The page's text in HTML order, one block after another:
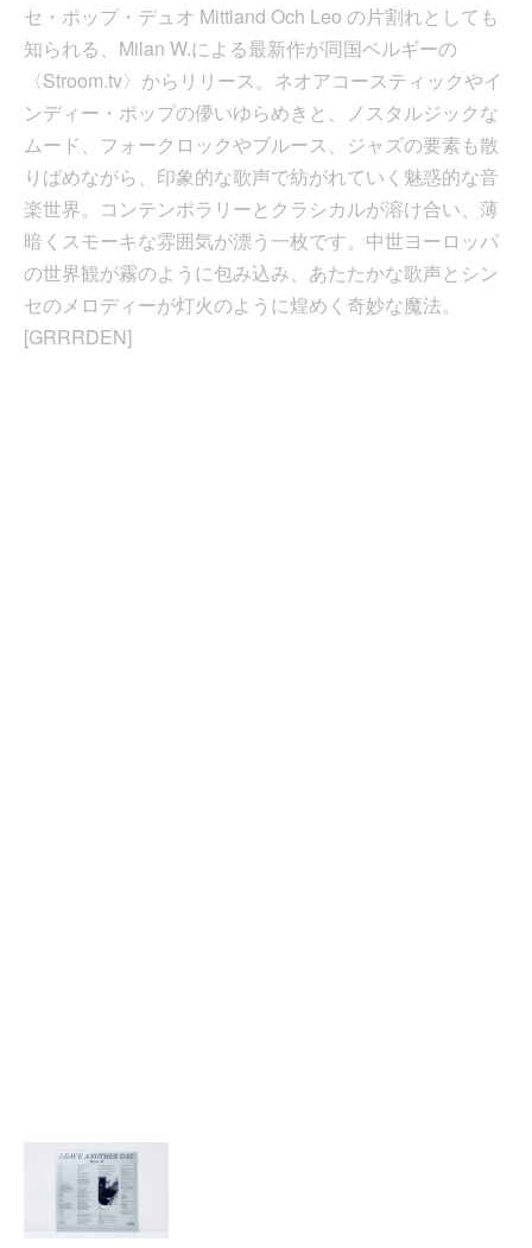
セ・ポップ・デュオ Mittland Och Leo の片割れとしても
知られる、Milan W.による最新作が同国ベルギーの
〈Stroom.tv〉からリリース。ネオアコースティックやイ
ンディー・ポップの儚いゆらめきと、ノスタルジックな
ムード、フォークロックやブルース、ジャズの要素も散
りばめながら、印象的な歌声で紡がれていく魅惑的な音
楽世界。コンテンポラリーとクラシカルが溶け合い、薄
暗くスモーキな雰囲気が漂う一枚です。中世ヨーロッパ
の世界観が霧のように包み込み、あたたかな歌声とシン
セのメロディーが灯火のように煌めく奇妙な魔法。
[GRRRDEN]